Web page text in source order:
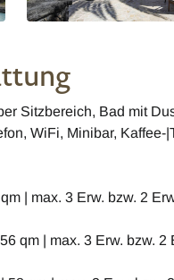
Sitzbereich, Bad mit
WiFi, Minibar, Kaffee-
| max. 3 Erw. bzw. 2
qm | max. 3 Erw. bzw. 2